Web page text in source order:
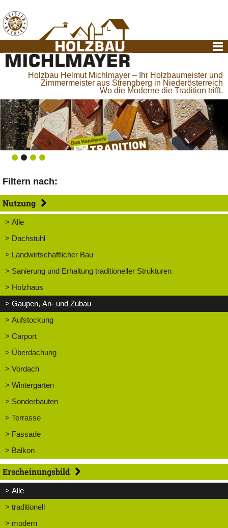
Holzbau Helmut Michlmayer – Ihr Holzbaumeister und
Zimmermeister aus Strengberg in Niederösterreich
Wo die Moderne die Tradition trifft.
Filtern nach:
Nutzung
> Alle
> Dachstuhl
> Landwirtschaftlicher Bau
> Sanierung und Erhaltung traditioneller Strukturen
> Holzhaus
> Gaupen, An- und Zubau
> Aufstockung
> Carport
> Überdachung
> Vordach
> Wintergarten
> Sonderbauten
> Terrasse
> Fassade
> Balkon
Erscheinungsbild
> Alle
> traditionell
> modern